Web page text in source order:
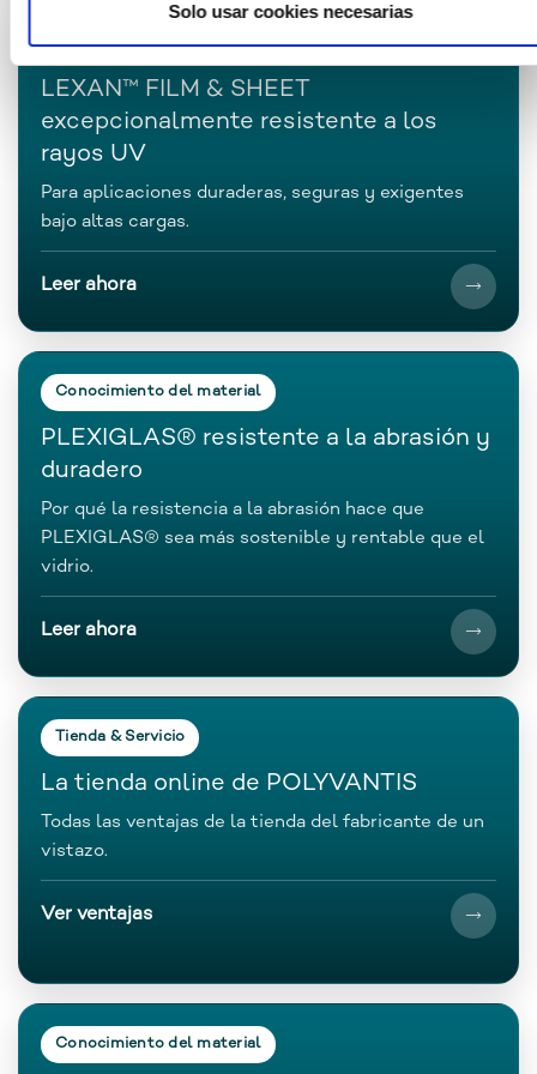
Solo usar cookies necesarias
Conocimiento del material
LEXAN™ FILM & SHEET
excepcionalmente resistente a los
rayos UV
Para aplicaciones duraderas, seguras y exigentes
bajo altas cargas.
Leer ahora
Conocimiento del material
PLEXIGLAS® resistente a la abrasión y
duradero
Por qué la resistencia a la abrasión hace que
PLEXIGLAS® sea más sostenible y rentable que el
vidrio.
Leer ahora
Tienda & Servicio
La tienda online de POLYVANTIS
Todas las ventajas de la tienda del fabricante de un
vistazo.
Ver ventajas
Conocimiento del material